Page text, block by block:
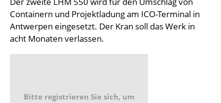
Containern und Projektladung am ICO-Terminal in
Antwerpen eingesetzt. Der Kran soll das Werk in
acht Monaten verlassen.
Bitte registrieren Sie sich, um